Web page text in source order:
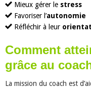
Mieux gérer le stress
Favoriser l’autonomie
Réfléchir à leur
Comment
grâce au
La mission du coach est